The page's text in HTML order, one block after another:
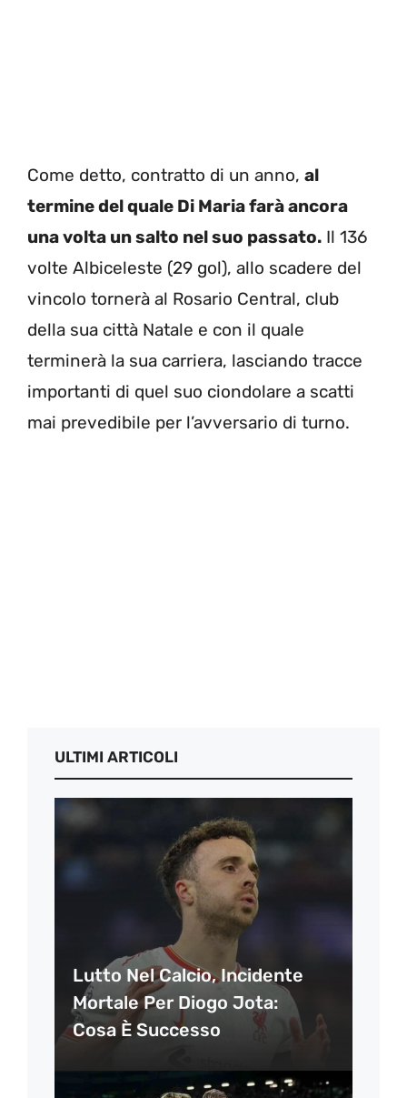
Come detto, contratto di un anno, al
termine del quale Di Maria farà ancora
una volta un salto nel suo passato. Il 136
volte Albiceleste (29 gol), allo scadere del
vincolo tornerà al Rosario Central, club
della sua città Natale e con il quale
terminerà la sua carriera, lasciando tracce
importanti di quel suo ciondolare a scatti
mai prevedibile per l’avversario di turno.
ULTIMI ARTICOLI
Lutto Nel Calcio, Incidente
Mortale Per Diogo Jota:
Cosa È Successo